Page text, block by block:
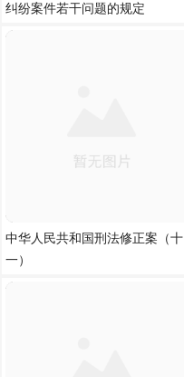
纠纷案件若干问题的规定
中华人民共和国刑法修正案（十
一）